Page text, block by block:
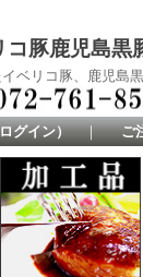
コ豚鹿児島
ベリコ豚、鹿児島
グイン） ｜ ご